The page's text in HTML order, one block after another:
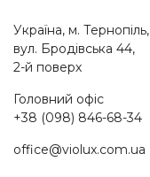
Україна, м. Тернопіль,
вул. Бродівська 44,
2-й поверх
Головний офіс
+38 (098) 846-68-34
office@violux.com.ua